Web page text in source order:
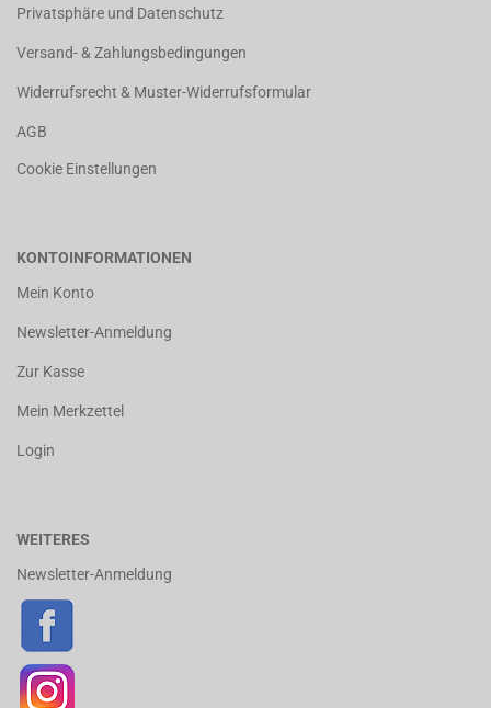
Privatsphäre und Datenschutz
Versand- & Zahlungsbedingungen
Widerrufsrecht & Muster-Widerrufsformular
AGB
Cookie Einstellungen
KONTOINFORMATIONEN
Mein Konto
Newsletter-Anmeldung
Zur Kasse
Mein Merkzettel
Login
WEITERES
Newsletter-Anmeldung